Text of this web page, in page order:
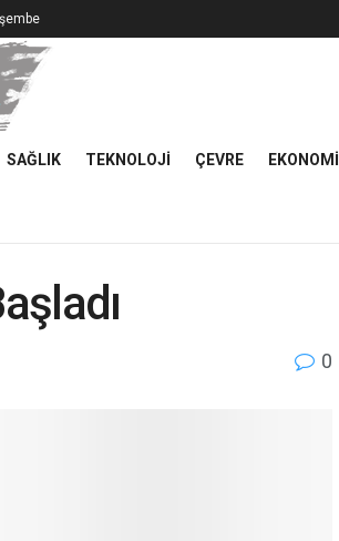
SAĞLIK TEKNOLOJI ÇEVRE EKONOMI
0